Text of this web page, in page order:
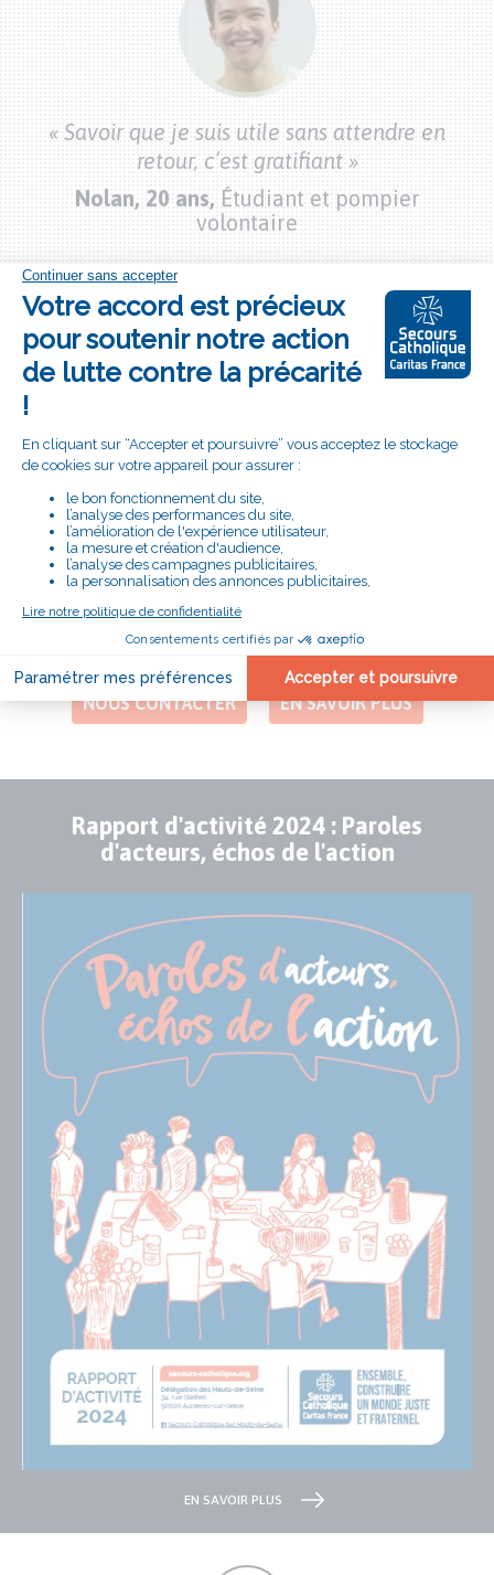
« Savoir que je suis utile sans attendre en
retour, c’est gratifiant »
Nolan, 20 ans, Étudiant et pompier
volontaire
Bouton
"je
m'engage"
Moi aussi, je m’engage !
# LE SECOURS CATHOLIQUE
PRÈS DE CHEZ VOUS
DÉLÉGATION DES HAUTS DE SEINE
Adresse
92600 Asnières
de
téléphone
01 41 11 57 87
NOUS CONTACTER EN SAVOIR PLUS
PublicationRapport d'activité 2024 : Paroles
d'acteurs, échos de l'action
couverture
EN SAVOIR PLUS